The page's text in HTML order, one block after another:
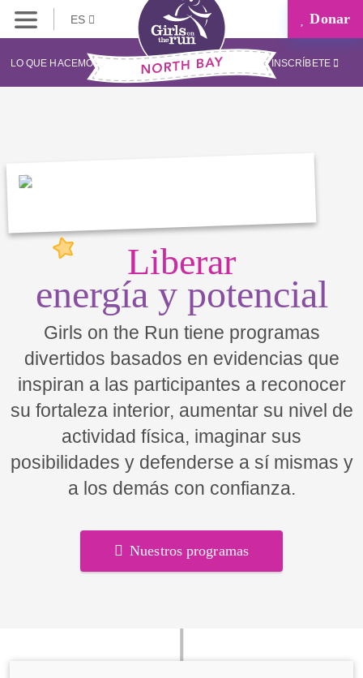
ES Donar
LO QUE HACEMOS INSCRÍBETE
Liberar
energía y potencial
Girls on the Run tiene programas
divertidos basados en evidencias que
inspiran a las participantes a reconocer
su fortaleza interior, aumentar su nivel de
actividad física, imaginar sus
posibilidades y defenderse a sí mismas y
a los demás con confianza.
Nuestros programas